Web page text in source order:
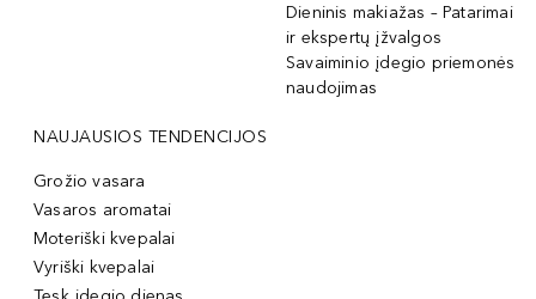
Dieninis makiažas – Patarimai
ir ekspertų įžvalgos
Savaiminio įdegio priemonės
naudojimas
NAUJAUSIOS TENDENCIJOS
Grožio vasara
Vasaros aromatai
Moteriški kvepalai
Vyriški kvepalai